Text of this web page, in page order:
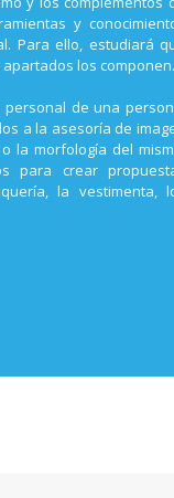
y
Para ello, estudiará
los componen.
de una
a la asesoría de
la morfología del
para crear
la vestimenta,